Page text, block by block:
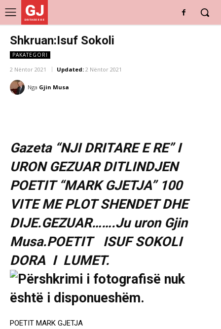
GJ
DRITARE E RE
Shkruan:Isuf Sokoli
PAKATEGORI
2 Nëntor 2021 Updated: 2 Nëntor 2021
Nga Gjin Musa
Gazeta “NJI DRITARE E RE” I
URON GEZUAR DITLINDJEN
POETIT “MARK GJETJA” 100
VITE ME PLOT SHENDET DHE
DIJE.GEZUAR…….Ju uron Gjin
Musa.POETIT ISUF SOKOLI
DORA I LUMET.
POETIT MARK GJETJA